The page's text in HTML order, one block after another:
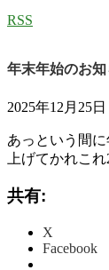
RSS
年末年始のお
2025年12月25日
あっという間
上げてかれこ
共有:
X
Facebook